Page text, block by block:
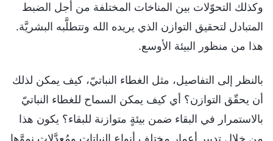
وكذلك التحوّلات بين المناخات المختلفة من أجل الضبط
المتبادل لتحقيق التوازن الذي يريده الله وتتطلَّبه البشريَّة.
هذا من منظور البيئة الأوسع.
بالنظر إلى التفاصيل، مثل الغطاء النباتيّ، كيف يمكن لذلك
أن يحقّق التوازن؟ أي كيف يمكن السماح للغطاء النباتيّ
بالاستمرار في البقاء ضمن بيئةٍ متوازنة للبقاء؟ يكون هذا
من خلال تدبير أعمار مختلف أنواع النباتات ومُعدَّلات نموَّها